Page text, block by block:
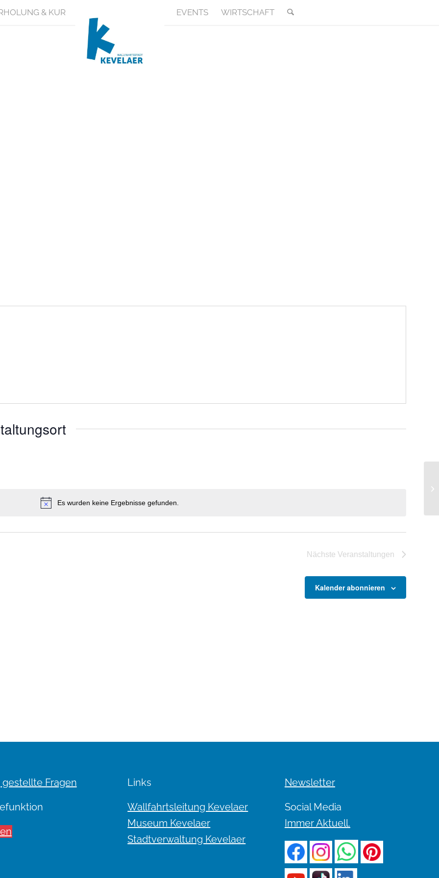
& KUR EVENTS WIRTSCHAFT
Es wurden keine Ergebnisse gefunden.
Nächste Veranstaltungen
Kalender abonnieren
gestellte Fragen Links
Wallfahrtsleitung Kevelaer
Museum Kevelaer
Stadtverwaltung Kevelaer
Newsletter
Social Media
Immer Aktuell.